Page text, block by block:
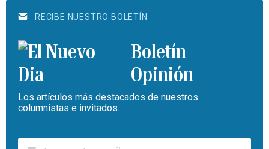
RECIBE NUESTRO BOLETÍN
Boletín
Opinión
Los artículos más destacados de nuestros
columnistas e invitados.